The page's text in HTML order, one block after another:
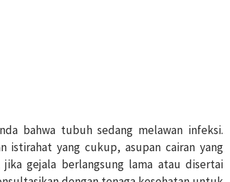
bahwa tubuh sedang melawan infeksi.
istirahat yang cukup, asupan cairan yang
gejala berlangsung lama atau disertai